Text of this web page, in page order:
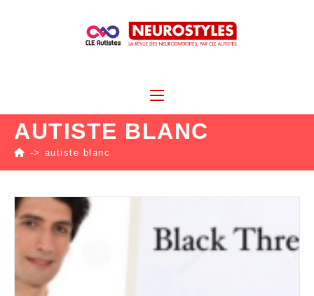
AUTISTE BLANC
-> autiste blanc